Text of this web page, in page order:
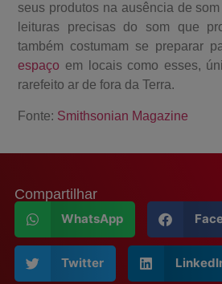
seus produtos na ausência de
leituras precisas do som que
também costumam se preparar
espaço em locais como esses,
rarefeito ar de fora da Terra.
Fonte: Smithsonian Magazine
Compartilhar
WhatsApp
Twitter